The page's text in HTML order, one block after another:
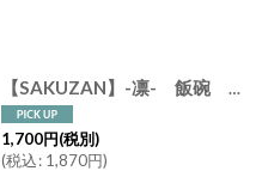
【SAKUZAN】-凛- 飯碗 茶碗 ボウル
1,700円(税別)
(税込: 1,870円)